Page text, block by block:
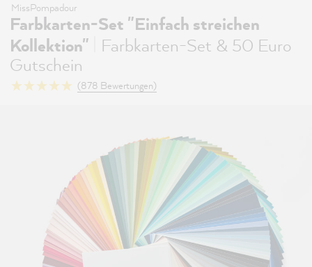
MissPompadour
Farbkarten-Set "Einfach streichen
Kollektion"
Farbkarten-Set & 50 Euro
Gutschein
(878 Bewertungen)